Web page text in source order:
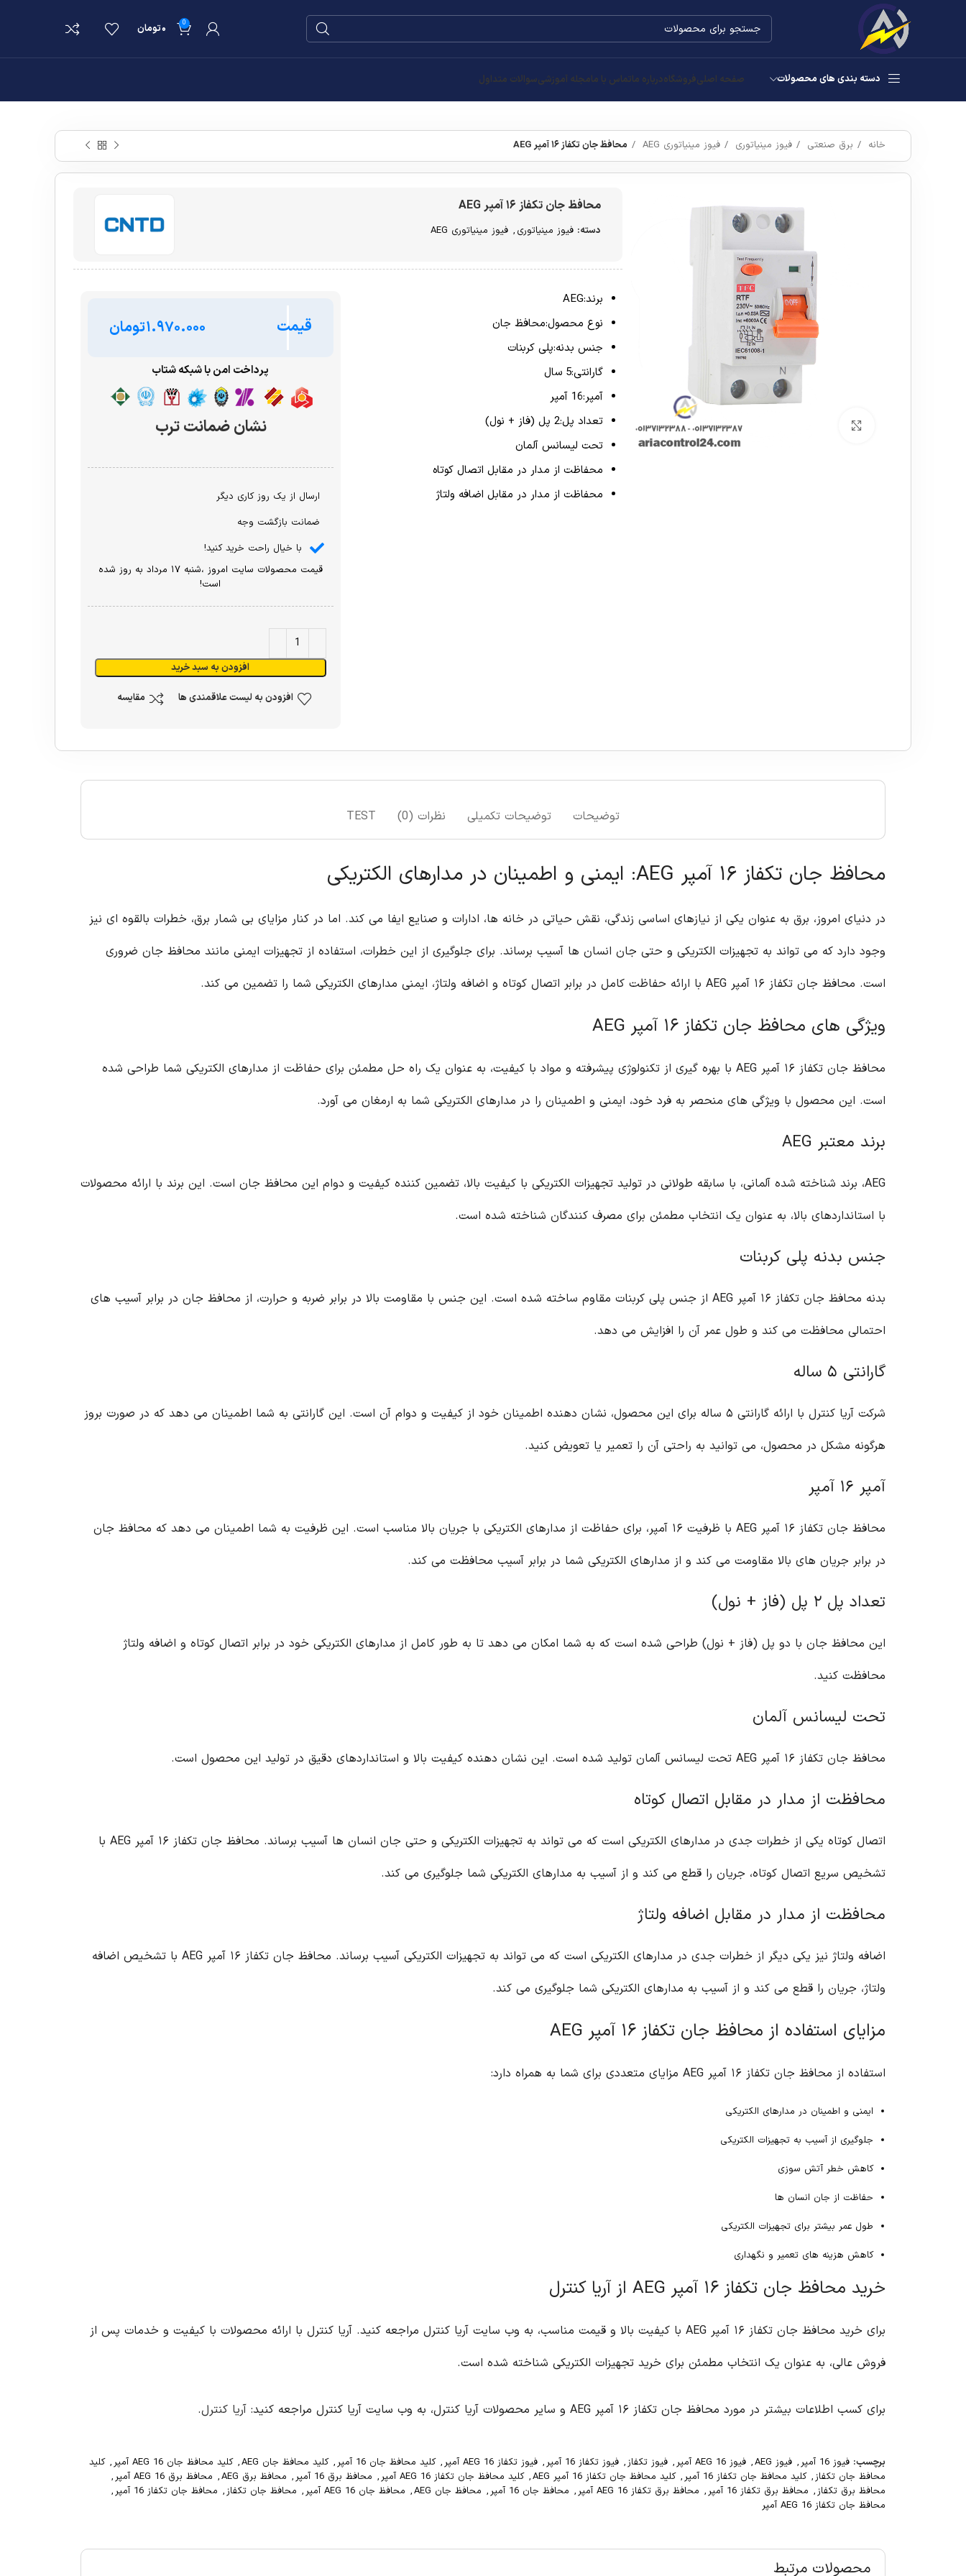
0 ۰تومان
دسته بندی های محصولات صفحه اصلیفروشگاهدرباره ماتماس با مامجله آموزشیسوالات متداول
خانه برق صنعتی فیوز مینیاتوری فیوز مینیاتوری AEG محافظ جان تکفاز ۱۶ آمپر AEG
محافظ جان تکفاز ۱۶ آمپر AEG
دسته: فیوز مینیاتوری , فیوز مینیاتوری AEG
برند:AEG
نوع محصول:محافظ جان
جنس بدنه:پلی کربنات
گارانتی:5 سال
آمپر:16 آمپر
تعداد پل:2 پل (فاز + نول)
تحت لیسانس آلمان
محفاظت از مدار در مقابل اتصال کوتاه
محفاظت از مدار در مقابل اضافه ولتاژ
قیمت تومان
پرداخت امن با شبکه شتاب
نشان ضمانت ترب
ارسال از یک روز کاری دیگر
ضمانت بازگشت وجه
با خیال راحت خرید کنید!
قیمت محصولات سایت امروز ،شنبه ۱۷ مرداد به روز شده
است!
افزودن به سبد خرید
افزودن به لیست علاقمندی ها مقایسه
توضیحات توضیحات تکمیلی نظرات (0) TEST
محافظ جان تکفاز ۱۶ آمپر AEG: ایمنی و اطمینان در مدارهای الکتریکی
در دنیای امروز، برق به عنوان یکی از نیازهای اساسی زندگی، نقش حیاتی در خانه ها، ادارات و صنایع ایفا می کند. اما در کنار مزایای بی شمار برق، خطرات بالقوه ای نیز
وجود دارد که می تواند به تجهیزات الکتریکی و حتی جان انسان ها آسیب برساند. برای جلوگیری از این خطرات، استفاده از تجهیزات ایمنی مانند محافظ جان ضروری
است. محافظ جان تکفاز ۱۶ آمپر AEG با ارائه حفاظت کامل در برابر اتصال کوتاه و اضافه ولتاژ، ایمنی مدارهای الکتریکی شما را تضمین می کند.
ویژگی های محافظ جان تکفاز ۱۶ آمپر AEG
محافظ جان تکفاز ۱۶ آمپر AEG با بهره گیری از تکنولوژی پیشرفته و مواد با کیفیت، به عنوان یک راه حل مطمئن برای حفاظت از مدارهای الکتریکی شما طراحی شده
است. این محصول با ویژگی های منحصر به فرد خود، ایمنی و اطمینان را در مدارهای الکتریکی شما به ارمغان می آورد.
برند معتبر AEG
AEG، برند شناخته شده آلمانی، با سابقه طولانی در تولید تجهیزات الکتریکی با کیفیت بالا، تضمین کننده کیفیت و دوام این محافظ جان است. این برند با ارائه محصولات
با استانداردهای بالا، به عنوان یک انتخاب مطمئن برای مصرف کنندگان شناخته شده است.
جنس بدنه پلی کربنات
بدنه محافظ جان تکفاز ۱۶ آمپر AEG از جنس پلی کربنات مقاوم ساخته شده است. این جنس با مقاومت بالا در برابر ضربه و حرارت، از محافظ جان در برابر آسیب های
احتمالی محافظت می کند و طول عمر آن را افزایش می دهد.
گارانتی ۵ ساله
شرکت آریا کنترل با ارائه گارانتی ۵ ساله برای این محصول، نشان دهنده اطمینان خود از کیفیت و دوام آن است. این گارانتی به شما اطمینان می دهد که در صورت بروز
هرگونه مشکل در محصول، می توانید به راحتی آن را تعمیر یا تعویض کنید.
آمپر ۱۶ آمپر
محافظ جان تکفاز ۱۶ آمپر AEG با ظرفیت ۱۶ آمپر، برای حفاظت از مدارهای الکتریکی با جریان بالا مناسب است. این ظرفیت به شما اطمینان می دهد که محافظ جان
در برابر جریان های بالا مقاومت می کند و از مدارهای الکتریکی شما در برابر آسیب محافظت می کند.
تعداد پل ۲ پل (فاز + نول)
این محافظ جان با دو پل (فاز + نول) طراحی شده است که به شما امکان می دهد تا به طور کامل از مدارهای الکتریکی خود در برابر اتصال کوتاه و اضافه ولتاژ
محافظت کنید.
تحت لیسانس آلمان
محافظ جان تکفاز ۱۶ آمپر AEG تحت لیسانس آلمان تولید شده است. این نشان دهنده کیفیت بالا و استانداردهای دقیق در تولید این محصول است.
محافظت از مدار در مقابل اتصال کوتاه
اتصال کوتاه یکی از خطرات جدی در مدارهای الکتریکی است که می تواند به تجهیزات الکتریکی و حتی جان انسان ها آسیب برساند. محافظ جان تکفاز ۱۶ آمپر AEG با
تشخیص سریع اتصال کوتاه، جریان را قطع می کند و از آسیب به مدارهای الکتریکی شما جلوگیری می کند.
محافظت از مدار در مقابل اضافه ولتاژ
اضافه ولتاژ نیز یکی دیگر از خطرات جدی در مدارهای الکتریکی است که می تواند به تجهیزات الکتریکی آسیب برساند. محافظ جان تکفاز ۱۶ آمپر AEG با تشخیص اضافه
ولتاژ، جریان را قطع می کند و از آسیب به مدارهای الکتریکی شما جلوگیری می کند.
مزایای استفاده از محافظ جان تکفاز ۱۶ آمپر AEG
استفاده از محافظ جان تکفاز ۱۶ آمپر AEG مزایای متعددی برای شما به همراه دارد:
ایمنی و اطمینان در مدارهای الکتریکی
جلوگیری از آسیب به تجهیزات الکتریکی
کاهش خطر آتش سوزی
حفاظت از جان انسان ها
طول عمر بیشتر برای تجهیزات الکتریکی
کاهش هزینه های تعمیر و نگهداری
خرید محافظ جان تکفاز ۱۶ آمپر AEG از آریا کنترل
برای خرید محافظ جان تکفاز ۱۶ آمپر AEG با کیفیت بالا و قیمت مناسب، به وب سایت آریا کنترل مراجعه کنید. آریا کنترل با ارائه محصولات با کیفیت و خدمات پس از
فروش عالی، به عنوان یک انتخاب مطمئن برای خرید تجهیزات الکتریکی شناخته شده است.
برای کسب اطلاعات بیشتر در مورد محافظ جان تکفاز ۱۶ آمپر AEG و سایر محصولات آریا کنترل، به وب سایت آریا کنترل مراجعه کنید: آریا کنترل.
برچسب: فیوز 16 آمپر , فیوز AEG , فیوز AEG 16 آمپر , فیوز تکفاز , فیوز تکفاز 16 آمپر , فیوز تکفاز AEG 16 آمپر , کلید محافظ جان 16 آمپر , کلید محافظ جان AEG , کلید محافظ جان AEG 16 آمپر , کلید
محافظ جان تکفاز , کلید محافظ جان تکفاز 16 آمپر , کلید محافظ جان تکفاز 16 آمپر AEG , کلید محافظ جان تکفاز AEG 16 آمپر , محافظ برق 16 آمپر , محافظ برق AEG , محافظ برق AEG 16 آمپر
,
محافظ برق تکفاز , محافظ برق تکفاز 16 آمپر , محافظ برق تکفاز AEG 16 آمپر , محافظ جان 16 آمپر , محافظ جان AEG , محافظ جان AEG 16 آمپر , محافظ جان تکفاز , محافظ جان تکفاز 16 آمپر
,
محافظ جان تکفاز AEG 16 آمپر
محصولات مرتبط